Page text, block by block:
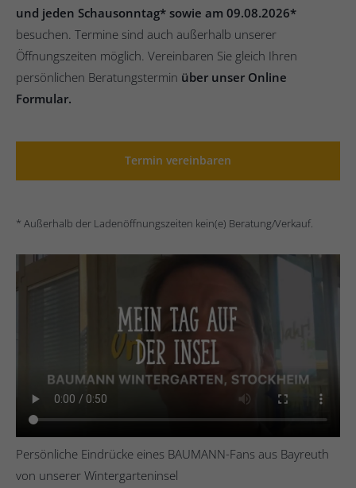
und jeden Schausonntag* sowie am 09.08.2026*
besuchen. Termine sind auch außerhalb unserer
Öffnungszeiten möglich. Vereinbaren Sie gleich Ihren
persönlichen Beratungstermin über unser Online
Formular.
Termin vereinbaren
* Außerhalb der Ladenöffnungszeiten kein(e) Beratung/Verkauf.
Persönliche Eindrücke eines BAUMANN-Fans aus Bayreuth
von unserer Wintergarteninsel